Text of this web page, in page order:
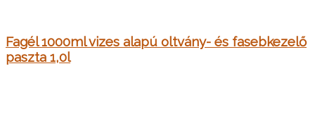
Fagél 1000ml vizes alapú oltvány- és fasebkezelő
paszta 1,0l